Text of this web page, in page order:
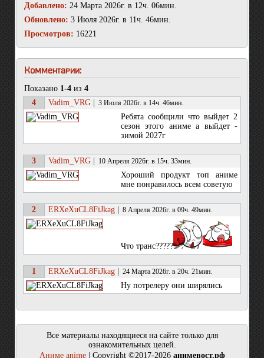
Добавлено: 24 Марта 2026г. в 12ч. 06мин.
Обновлено: 3 Июля 2026г. в 11ч. 46мин.
Просмотров: 16221
Комментарии:
Показано 1-4 из 4
4
Vadim_VRG 3 Июля 2026г. в 14ч. 46мин.
Ребята сообщили что выйдет 2
сезон этого аниме а выйдет -
зимой 2027г
3 Vadim_VRG 10 Апреля 2026г. в 15ч. 33мин.
Хороший продукт топ аниме
мне понравилось всем советую
2 ERXeXuCL8FiJkag 8 Апреля 2026г. в 09ч. 49мин.
Что транс?????
1 ERXeXuCL8FiJkag 24 Марта 2026г. в 20ч. 21мин.
Ну потрелеру они ширялись
Все материалы находящиеся на сайте только для
ознакомительных целей.
Аниме anime| Copyright ©2017-2026 анимевост.рф